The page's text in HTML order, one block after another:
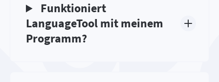
Funktioniert
LanguageTool mit meinem
Programm?